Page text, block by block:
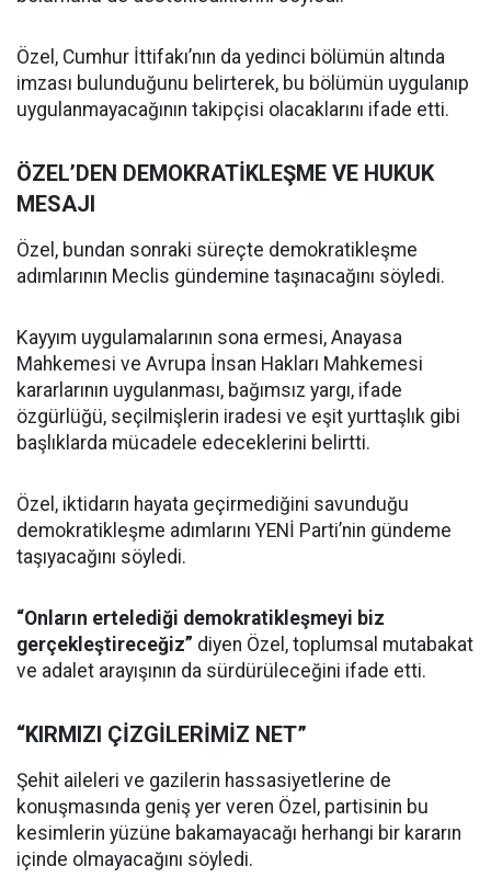
Özel, Cumhur İttifakı’nın da yedinci bölümün altında
imzası bulunduğunu belirterek, bu bölümün uygulanıp
uygulanmayacağının takipçisi olacaklarını ifade etti.
ÖZEL’DEN DEMOKRATİKLEŞME VE HUKUK
MESAJI
Özel, bundan sonraki süreçte demokratikleşme
adımlarının Meclis gündemine taşınacağını söyledi.
Kayyım uygulamalarının sona ermesi, Anayasa
Mahkemesi ve Avrupa İnsan Hakları Mahkemesi
kararlarının uygulanması, bağımsız yargı, ifade
özgürlüğü, seçilmişlerin iradesi ve eşit yurttaşlık gibi
başlıklarda mücadele edeceklerini belirtti.
Özel, iktidarın hayata geçirmediğini savunduğu
demokratikleşme adımlarını YENİ Parti’nin gündeme
taşıyacağını söyledi.
“Onların ertelediği demokratikleşmeyi biz
gerçekleştireceğiz” diyen Özel, toplumsal mutabakat
ve adalet arayışının da sürdürüleceğini ifade etti.
“KIRMIZI ÇİZGİLERİMİZ NET”
Şehit aileleri ve gazilerin hassasiyetlerine de
konuşmasında geniş yer veren Özel, partisinin bu
kesimlerin yüzüne bakamayacağı herhangi bir kararın
içinde olmayacağını söyledi.